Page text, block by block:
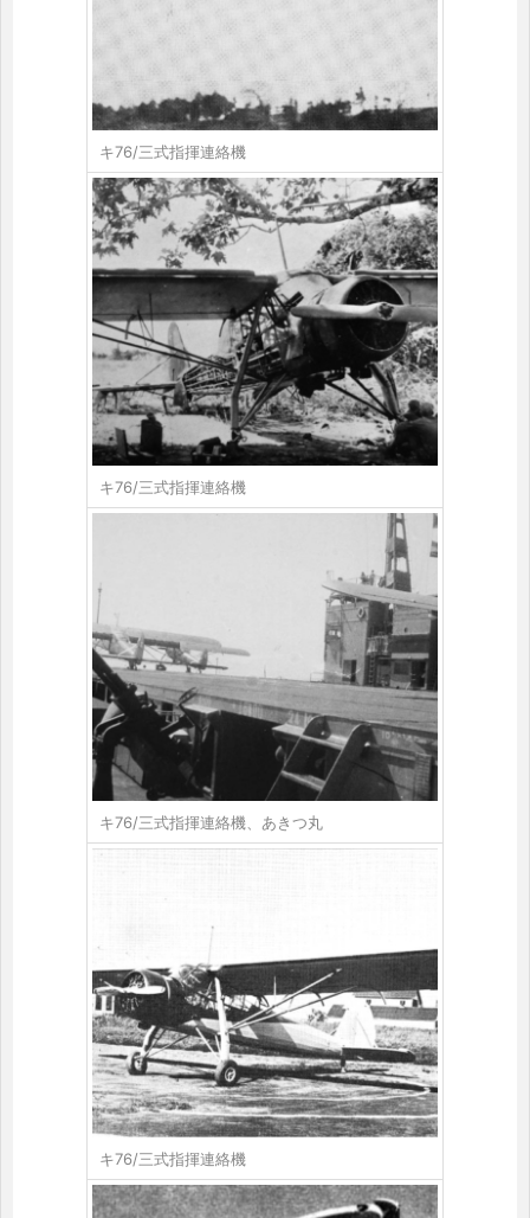
キ76/三式指揮連絡機
キ76/三式指揮連絡機
キ76/三式指揮連絡機、あきつ丸
キ76/三式指揮連絡機